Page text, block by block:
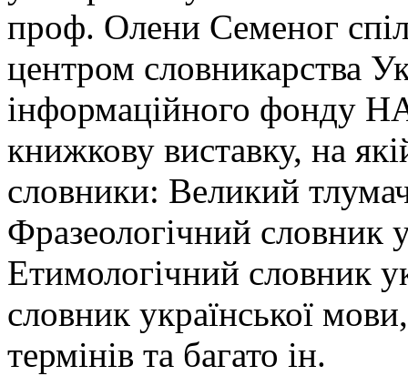
проф. Олени Семеног
центром словникарства
інформаційного фонду
книжкову виставку, на
словники: Великий
Фразеологічний словник
Етимологічний словник
словник української
термінів та багато ін.